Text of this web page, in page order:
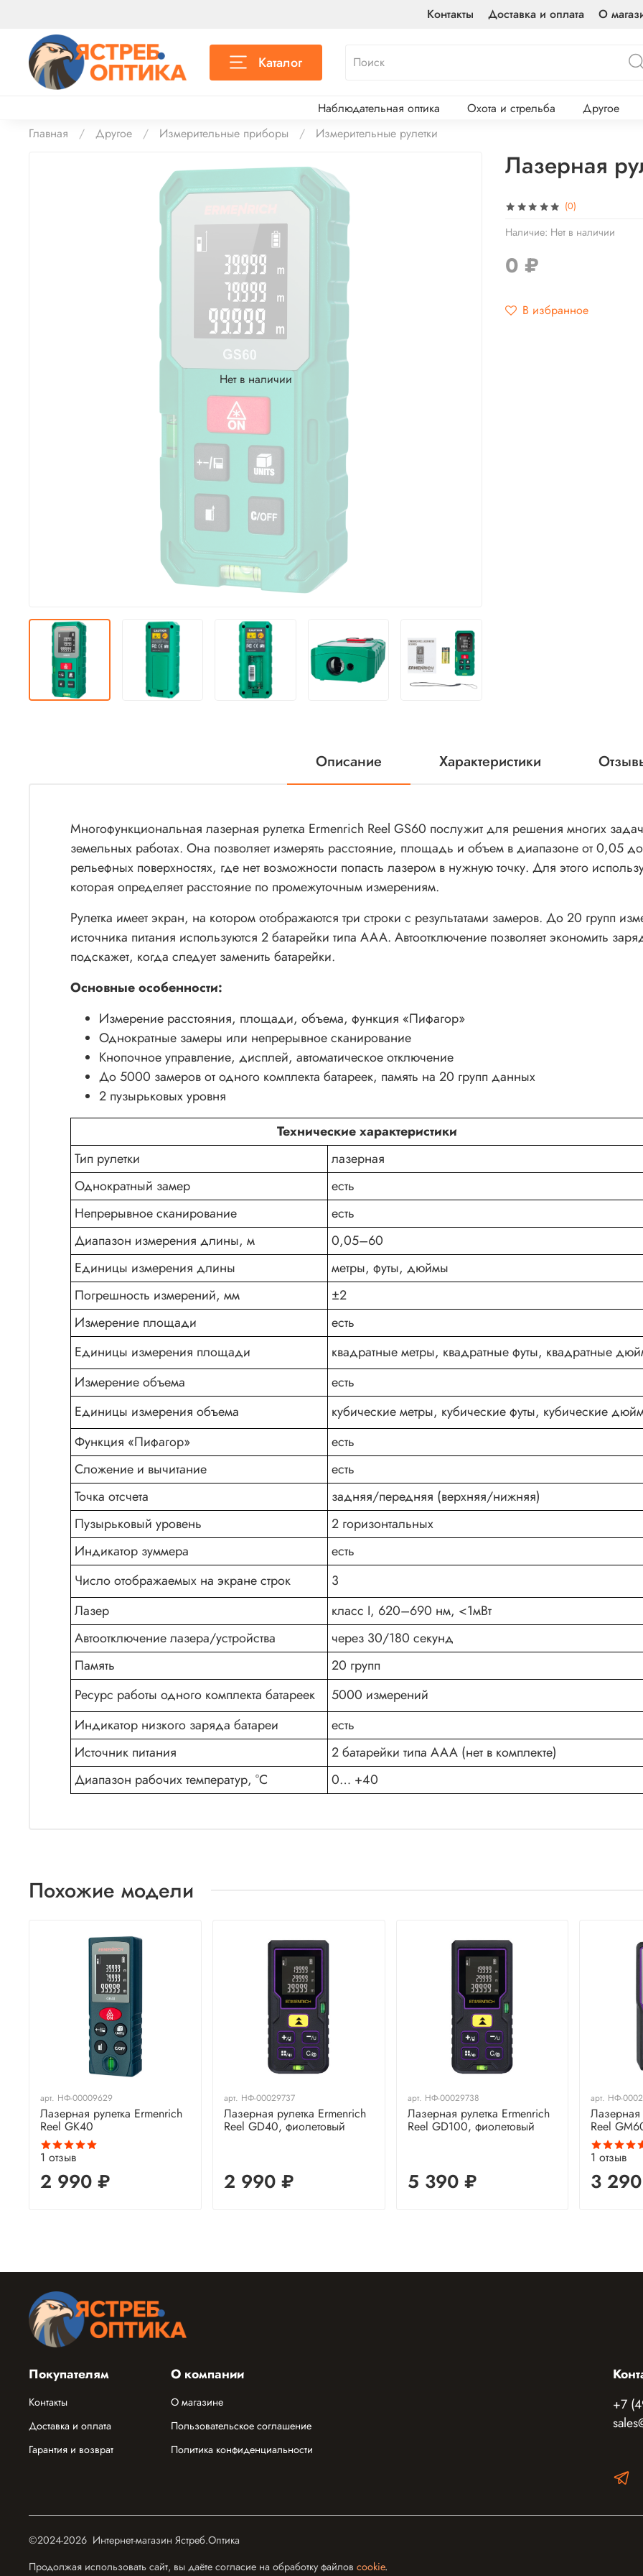
Контакты Доставка и оплата О
Каталог
Наблюдательная оптика Охота и стрельба
Другое
Главная
Другое Измерительные приборы Измерительные рулетки
Нет в наличии
(0)
Наличие: Нет в наличии
Лазерная
0 ₽
В избранное
Описание Характеристики
Многофункциональная лазерная рулетка Ermenrich Reel GS60 послужит для решения многих
земельных работах. Она позволяет измерять расстояние, площадь и объем в диапазоне от 0,05
рельефных поверхностях, где нет возможности попасть лазером в нужную точку. Для этого
которая определяет расстояние по промежуточным измерениям.
Рулетка имеет экран, на котором отображаются три строки с результатами замеров. До 20 групп
источника питания используются 2 батарейки типа ААА. Автоотключение позволяет экономить
подскажет, когда следует заменить батарейки.
Основные особенности:
Измерение расстояния, площади, объема, функция «Пифагор»
Однократные замеры или непрерывное сканирование
Кнопочное управление, дисплей, автоматическое отключение
До 5000 замеров от одного комплекта батареек, память на 20 групп данных
2 пузырьковых уровня
Технические характеристики
Тип рулетки
лазерная
Однократный замер
есть
Непрерывное сканирование
есть
Диапазон измерения длины, м
0,05–60
Единицы измерения длины
метры, футы, дюймы
Погрешность измерений, мм
±2
Измерение площади
есть
Единицы измерения площади
квадратные метры, квадратные футы, квадратные
Измерение объема
есть
Единицы измерения объема
кубические метры, кубические футы, кубические
Функция «Пифагор»
есть
Сложение и вычитание
есть
Точка отсчета
задняя/передняя (верхняя/нижняя)
Пузырьковый уровень
2 горизонтальных
Индикатор зуммера
есть
Число отображаемых на экране строк
3
Лазер
класс I, 620–690 нм, <1мВт
Автоотключение лазера/устройства
через 30/180 секунд
Память
20 групп
Ресурс работы одного комплекта батареек
5000 измерений
Индикатор низкого заряда батареи
есть
Источник питания
2 батарейки типа ААА (нет в комплекте)
Диапазон рабочих температур, °С
0… +40
Похожие модели
арт. НФ-00009629
Лазерная рулетка Ermenrich
Reel GK40
1 отзыв
2 990 ₽
арт. НФ-00029737
Лазерная рулетка Ermenrich
Reel GD40, фиолетовый
2 990 ₽
арт. НФ-00029738
Лазерная рулетка Ermenrich
Reel GD100, фиолетовый
5 390 ₽
арт. НФ-
Лазерная
Reel
1 отзыв
3
Покупателям
Контакты
Доставка и оплата
Гарантия и возврат
О компании
О магазине
Пользовательское соглашение
Политика конфиденциальности
+7
©2024-2026 Интернет-магазин Ястреб.Оптика
Продолжая использовать сайт, вы даёте согласие на обработку файлов cookie.